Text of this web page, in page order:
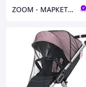
ZOOM - МАРКЕТ ЦИФРОВОЇ ТЕХНІКИ